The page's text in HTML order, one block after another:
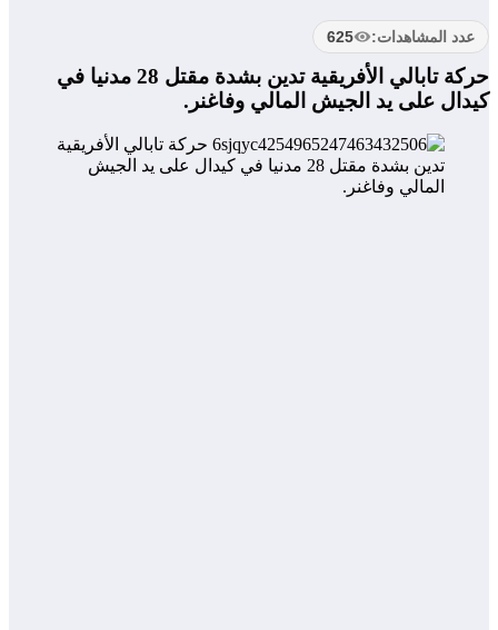
عدد المشاهدات: 625
حركة تابالي الأفريقية تدين بشدة مقتل 28 مدنيا في
كيدال على يد الجيش المالي وفاغنر.